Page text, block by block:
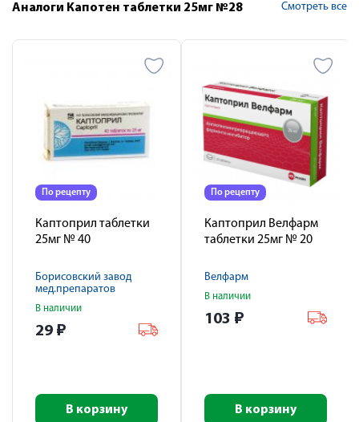
Аналоги Капотен таблетки 25мг №28 Смотреть все
По рецепту
Каптоприл таблетки
25мг № 40
Борисовский завод
мед.препаратов
В наличии
29 ₽
В корзину
По рецепту
Каптоприл Велфарм
таблетки 25мг № 20
Велфарм
В наличии
103 ₽
В корзину